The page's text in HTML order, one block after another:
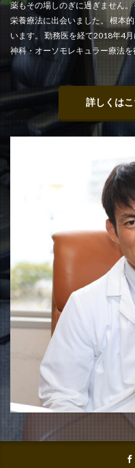
薬もその場しのぎに過ぎません。
栄養療法に出会いました。 根本
います。 勤務医を経て2018年4
神科・オーソモレキュラー療法
詳しくは